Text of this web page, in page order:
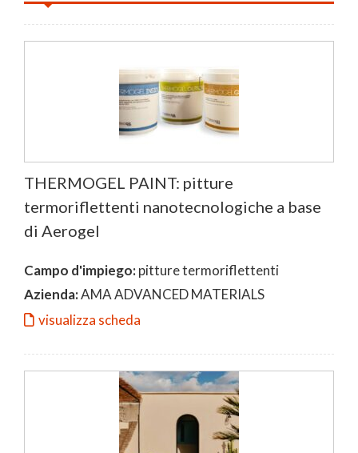
THERMOGEL PAINT: pitture
termoriflettenti nanotecnologiche a base
di Aerogel
Campo d'impiego:pitture termoriflettenti
Azienda:AMA ADVANCED MATERIALS
visualizza scheda